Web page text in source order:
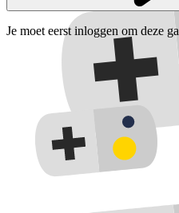
Je moet eerst inloggen om deze